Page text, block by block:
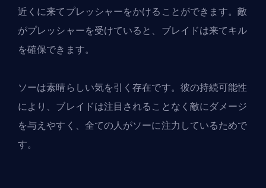
近くに来てプレッシャーをかけることができます。敵
がプレッシャーを受けていると、ブレイドは来てキル
を確保できます。
ソーは素晴らしい気を引く存在です。彼の持続可能性
により、ブレイドは注目されることなく敵にダメージ
を与えやすく、全ての人がソーに注力しているためで
す。